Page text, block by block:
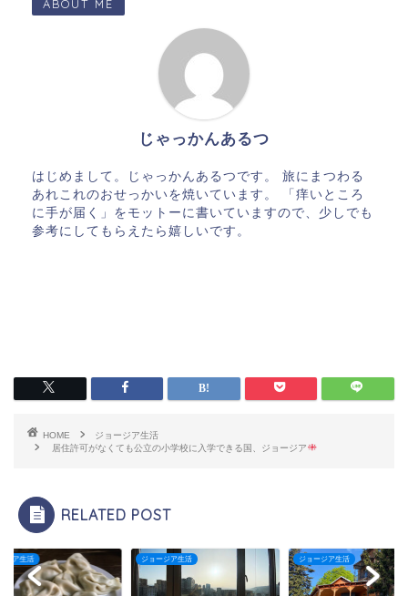
ABOUT ME
じゃっかんあるつ
はじめまして。じゃっかんあるつです。 旅にまつわる
あれこれのおせっかいを焼いています。 「痒いところ
に手が届く」をモットーに書いていますので、少しでも
参考にしてもらえたら嬉しいです。
HOME
ジョージア生活
居住許可がなくても公立の小学校に入学できる国、ジョージア
RELATED POST
ジア生活 ジョージア生活 ジョージア生活